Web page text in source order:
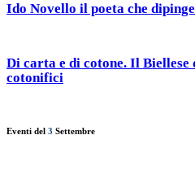
Ido Novello il poeta che
Di carta e di cotone. Il Biellese
cotonifici
Eventi del 3 Settembre